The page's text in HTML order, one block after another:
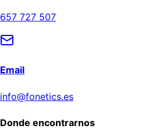
657 727 507
Email
info@fonetics.es
Donde encontrarnos